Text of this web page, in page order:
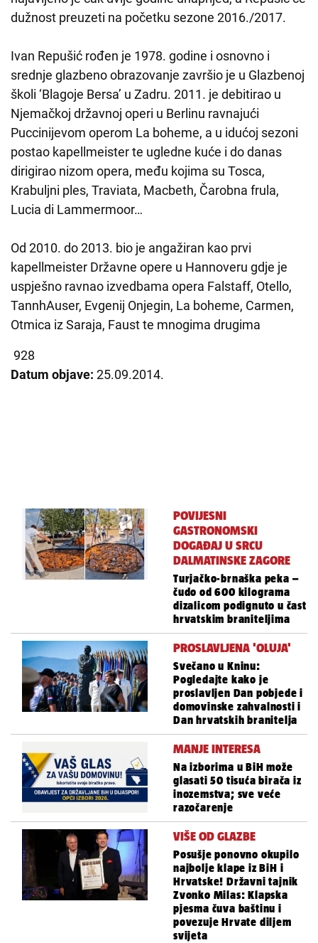
dužnost preuzeti na početku sezone 2016./2017.
Ivan Repušić rođen je 1978. godine i osnovno i
srednje glazbeno obrazovanje završio je u Glazbenoj
školi ‘Blagoje Bersa’ u Zadru. 2011. je debitirao u
Njemačkoj državnoj operi u Berlinu ravnajući
Puccinijevom operom La boheme, a u idućoj sezoni
postao kapellmeister te ugledne kuće i do danas
dirigirao nizom opera, među kojima su Tosca,
Krabuljni ples, Traviata, Macbeth, Čarobna frula,
Lucia di Lammermoor…
Od 2010. do 2013. bio je angažiran kao prvi
kapellmeister Državne opere u Hannoveru gdje je
uspješno ravnao izvedbama opera Falstaff, Otello,
TannhAuser, Evgenij Onjegin, La boheme, Carmen,
Otmica iz Saraja, Faust te mnogima drugima
928
Datum objave: 25.09.2014.
POVIJESNI
GASTRONOMSKI
DOGAĐAJ U SRCU
DALMATINSKE ZAGORE
Turjačko-brnaška peka –
čudo od 600 kilograma
dizalicom podignuto u čast
hrvatskim braniteljima
PROSLAVLJENA 'OLUJA'
Svečano u Kninu:
Pogledajte kako je
proslavljen Dan pobjede i
domovinske zahvalnosti i
Dan hrvatskih branitelja
MANJE INTERESA
Na izborima u BiH može
glasati 50 tisuća birača iz
inozemstva; sve veće
razočarenje
VIŠE OD GLAZBE
Posušje ponovno okupilo
najbolje klape iz BiH i
Hrvatske! Državni tajnik
Zvonko Milas: Klapska
pjesma čuva baštinu i
povezuje Hrvate diljem
svijeta